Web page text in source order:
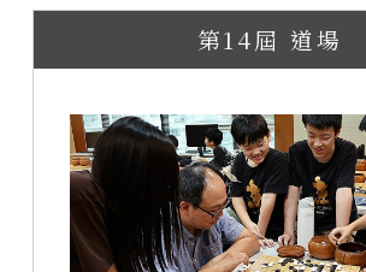
第14屆 道場